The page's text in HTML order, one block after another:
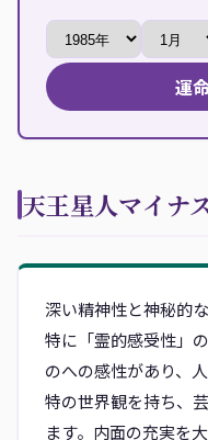
運
天王星人マイナ
深い精神性と神秘的
特に「霊的感受性」
のへの感性があり、
特の世界観を持ち、
ます。内面の充実を